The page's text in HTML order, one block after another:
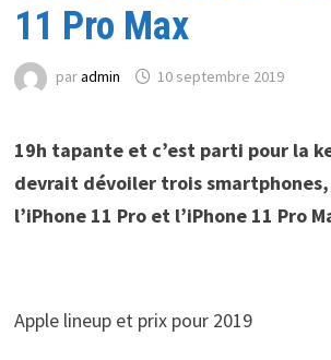
11 Pro Max
paradmin 10 septembre 2019
19h tapante et c’est parti pour la
devrait dévoiler trois smartphones,
l’iPhone 11 Pro et l’iPhone 11 Pro
Apple lineup et prix pour 2019